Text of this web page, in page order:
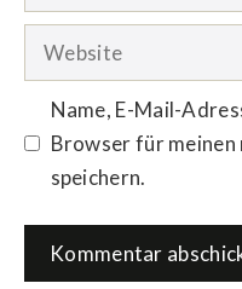
Website
Name, E-Mail-
Browser für
speichern.